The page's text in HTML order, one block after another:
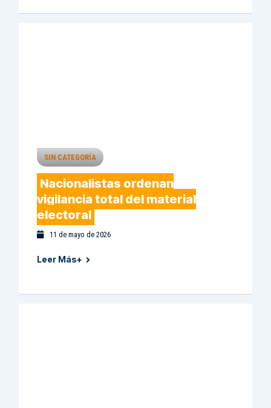
SIN CATEGORÍA
Nacionalistas ordenan
vigilancia total del material
electoral
11 de mayo de 2026
Leer Más+